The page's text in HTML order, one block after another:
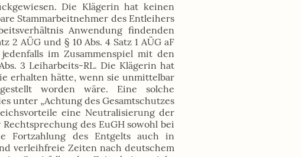
Die Klägerin hat keinen
Stammarbeitnehmer des Entleihers
Anwendung findenden
AÜG und § 10 Abs. 4 Satz 1 AÜG aF
im Zusammenspiel mit den
3 Leiharbeits-RL. Die Klägerin hat
erhalten hätte, wenn sie unmittelbar
worden wäre. Eine solche
unter „Achtung des Gesamtschutzes
eine Neutralisierung der
des EuGH sowohl bei
Fortzahlung des Entgelts auch in
verleihfreie Zeiten nach deutschem